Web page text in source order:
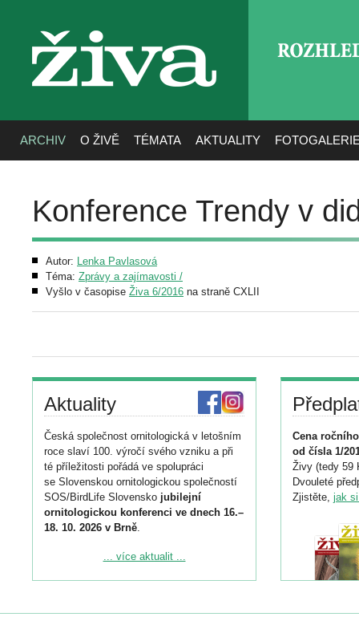
živa
ARCHIV O ŽIVĚ TÉMATA AKTUALITY
Konference Trendy v
Autor: Lenka Pavlasová
Téma: Zprávy a zajímavosti /
Vyšlo v časopise Živa 6/2016 na straně CXLII
Aktuality
Česká společnost ornitologická v letošním
roce slaví 100. výročí svého vzniku a při
té příležitosti pořádá ve spolupráci
se Slovenskou ornitologickou společností
SOS/BirdLife Slovensko jubilejní
ornitologickou konferenci ve dnech 16.–
18. 10. 2026 v Brně.
Podrobnější informace ke konferenci
Registrovat se můžete do 6. září.
... více aktualit ...
Cena
od čísla 1/
Živy (tedy 59
Dvouleté
Zjistěte, jak